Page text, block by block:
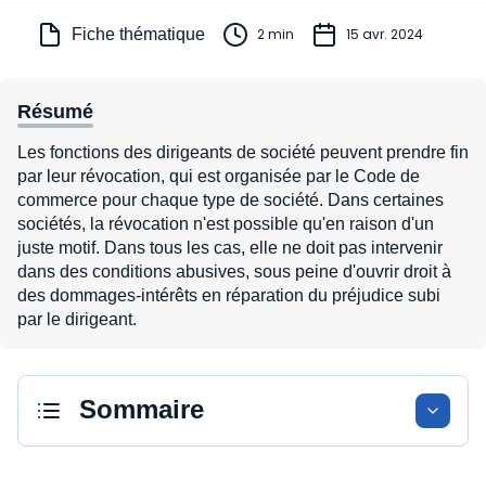
Fiche thématique 2 min 15 avr. 2024
Résumé
Les fonctions des dirigeants de société peuvent prendre fin
par leur révocation, qui est organisée par le Code de
commerce pour chaque type de société. Dans certaines
sociétés, la révocation n'est possible qu'en raison d'un
juste motif. Dans tous les cas, elle ne doit pas intervenir
dans des conditions abusives, sous peine d'ouvrir droit à
des dommages-intérêts en réparation du préjudice subi
par le dirigeant.
Sommaire